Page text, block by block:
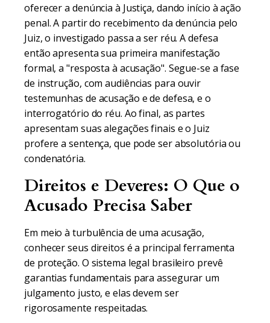
oferecer a denúncia à Justiça, dando início à ação
penal. A partir do recebimento da denúncia pelo
Juiz, o investigado passa a ser réu. A defesa
então apresenta sua primeira manifestação
formal, a "resposta à acusação". Segue-se a fase
de instrução, com audiências para ouvir
testemunhas de acusação e de defesa, e o
interrogatório do réu. Ao final, as partes
apresentam suas alegações finais e o Juiz
profere a sentença, que pode ser absolutória ou
condenatória.
Direitos e Deveres: O Que o
Acusado Precisa Saber
Em meio à turbulência de uma acusação,
conhecer seus direitos é a principal ferramenta
de proteção. O sistema legal brasileiro prevê
garantias fundamentais para assegurar um
julgamento justo, e elas devem ser
rigorosamente respeitadas.